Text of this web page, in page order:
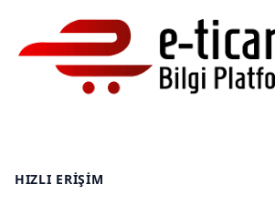
HIZLI ERIŞIM